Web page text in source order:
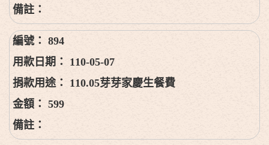
894
110-05-07
110.05芽芽家慶生餐費
599